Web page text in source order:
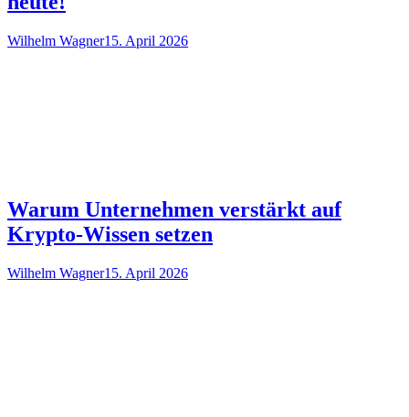
Wilhelm Wagner15. April 2026
Warum Unternehmen verstärkt auf
Krypto-Wissen setzen
Wilhelm Wagner15. April 2026